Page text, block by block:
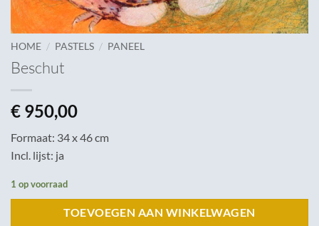
HOME / PASTELS / PANEEL
Beschut
€ 950,00
Formaat: 34 x 46 cm
Incl. lijst: ja
1 op voorraad
TOEVOEGEN AAN WINKELWAGEN